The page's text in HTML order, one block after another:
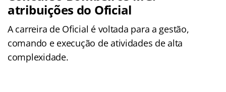
atribuições do Oficial
A carreira de Oficial é voltada para a gestão,
comando e execução de atividades de alta
complexidade.